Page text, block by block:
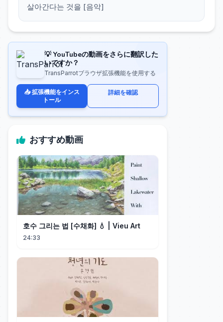
살아간다는 것을 [음악]
💡 YouTubeの動画をさらに翻訳した
いですか？
TransParrotブラウザ拡張機能を使用する
📥 拡張機能をインス
トール
詳細を確認
おすすめ動画
호수 그리는 법 [수채화] 💧 | Vieu Art
24:33